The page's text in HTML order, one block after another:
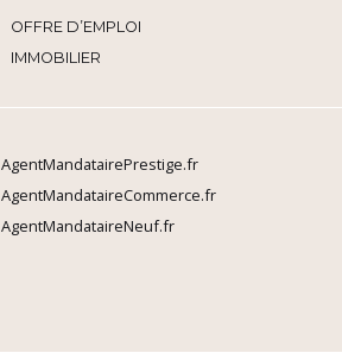
OFFRE D’EMPLOI
IMMOBILIER
AgentMandatairePrestige.fr
AgentMandataireCommerce.fr
AgentMandataireNeuf.fr